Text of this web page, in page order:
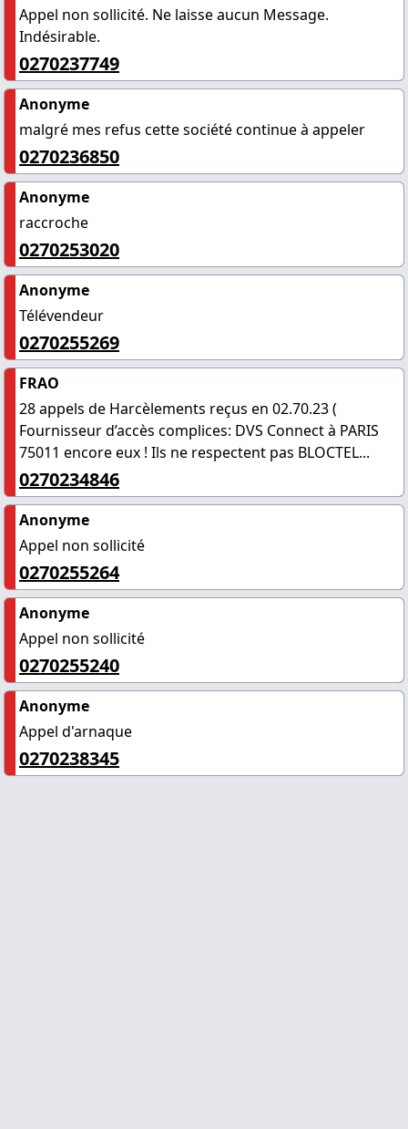
Appel non sollicité. Ne laisse aucun Message.
Indésirable.
0270237749
Anonyme
malgré mes refus cette société continue à appeler
0270236850
Anonyme
raccroche
0270253020
Anonyme
Télévendeur
0270255269
FRAO
28 appels de Harcèlements reçus en 02.70.23 (
Fournisseur d’accès complices: DVS Connect à PARIS
75011 encore eux ! Ils ne respectent pas BLOCTEL...
0270234846
Anonyme
Appel non sollicité
0270255264
Anonyme
Appel non sollicité
0270255240
Anonyme
Appel d'arnaque
0270238345